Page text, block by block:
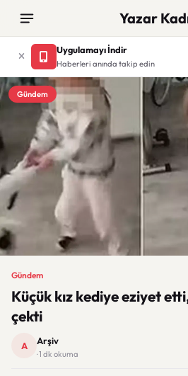
Yazar
Uygulamayı İndir
Haberleri anında takip edin
Gündem
Gündem
Küçük kız kediye eziyet
çekti
A Arşiv
· 1 dk okuma